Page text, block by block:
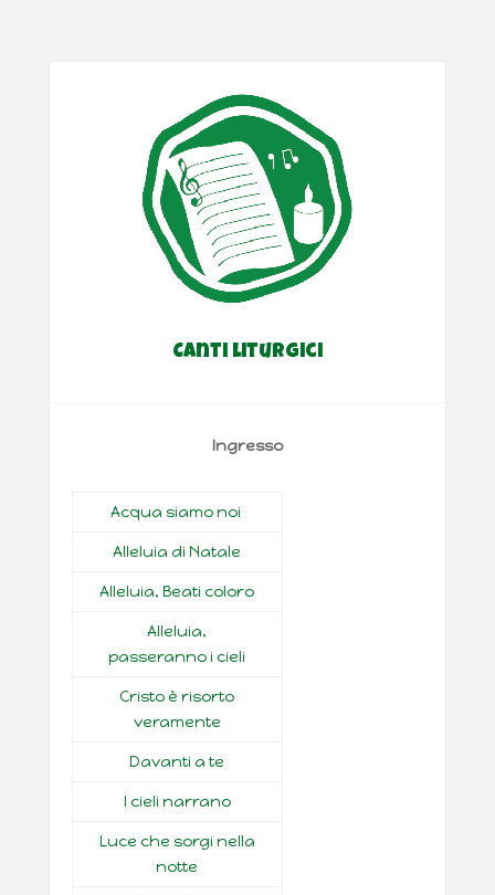
Canti liturgici
Ingresso
Acqua siamo noi
Alleluia di Natale
Alleluia, Beati coloro
Alleluia,
passeranno i cieli
Cristo è risorto
veramente
Davanti a te
I cieli narrano
Luce che sorgi nella
notte